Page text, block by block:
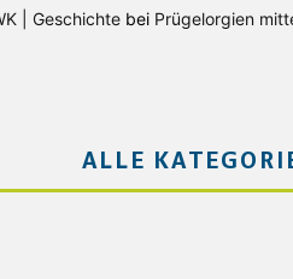
| Geschichte bei Prügelorgien
ALLE